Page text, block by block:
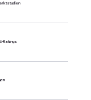
Ratings